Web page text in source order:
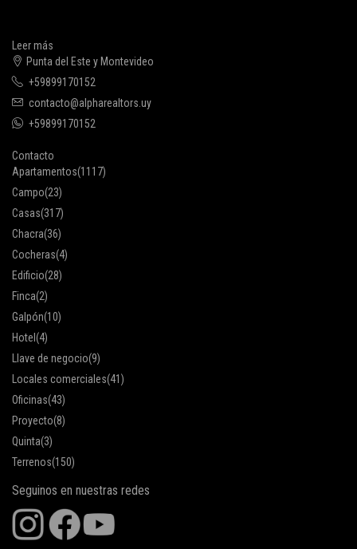
Leer más
Punta del Este y Montevideo
+59899170152
contacto@alpharealtors.uy
+59899170152
Contacto
Apartamentos(1117)
Campo(23)
Casas(317)
Chacra(36)
Cocheras(4)
Edificio(28)
Finca(2)
Galpón(10)
Hotel (4)
Llave de negocio(9)
Locales comerciales(41)
Oficinas(43)
Proyecto(8)
Quinta(3)
Terrenos(150)
Seguinos en nuestras redes